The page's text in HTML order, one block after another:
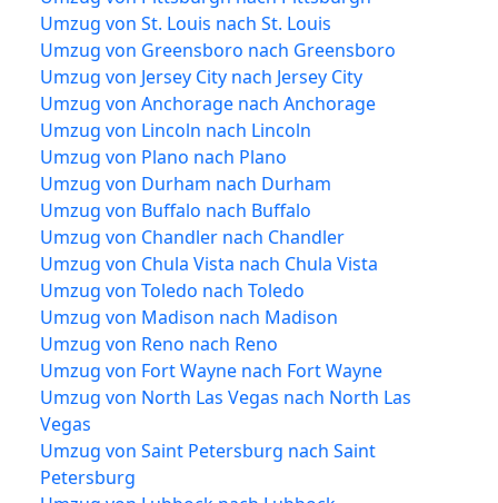
Umzug von St. Louis nach St. Louis
Umzug von Greensboro nach Greensboro
Umzug von Jersey City nach Jersey City
Umzug von Anchorage nach Anchorage
Umzug von Lincoln nach Lincoln
Umzug von Plano nach Plano
Umzug von Durham nach Durham
Umzug von Buffalo nach Buffalo
Umzug von Chandler nach Chandler
Umzug von Chula Vista nach Chula Vista
Umzug von Toledo nach Toledo
Umzug von Madison nach Madison
Umzug von Reno nach Reno
Umzug von Fort Wayne nach Fort Wayne
Umzug von North Las Vegas nach North Las
Vegas
Umzug von Saint Petersburg nach Saint
Petersburg